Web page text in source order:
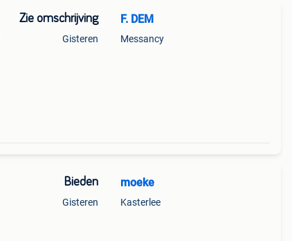
Zie omschrijving
Gisteren
F. DEM
Messancy
Bieden
Gisteren
moeke
Kasterlee